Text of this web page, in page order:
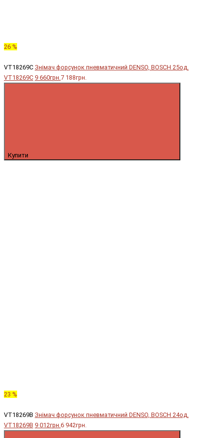
26 %
VT18269C Знімач форсунок пневматичний DENSO, BOSCH 25од.
VT18269C 9 660грн.7 188грн.
Купити
23 %
VT18269B Знімач форсунок пневматичний DENSO, BOSCH 24од.
VT18269B 9 012грн.6 942грн.